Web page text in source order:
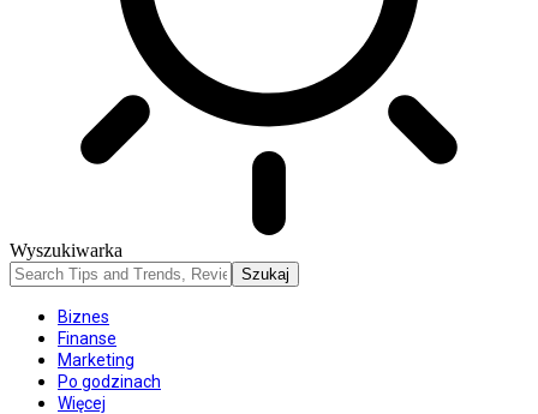
Wyszukiwarka
Biznes
Finanse
Marketing
Po godzinach
Więcej